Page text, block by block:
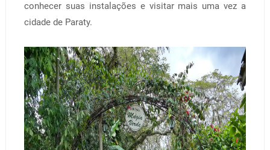
conhecer suas instalações e visitar mais uma vez a
cidade de Paraty.